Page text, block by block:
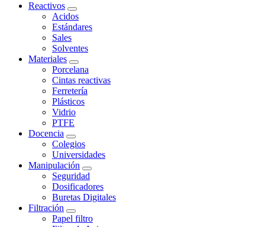
Reactivos
Acidos
Estándares
Sales
Solventes
Materiales
Porcelana
Cintas reactivas
Ferretería
Plásticos
Vidrio
PTFE
Docencia
Colegios
Universidades
Manipulación
Seguridad
Dosificadores
Buretas Digitales
Filtración
Papel filtro